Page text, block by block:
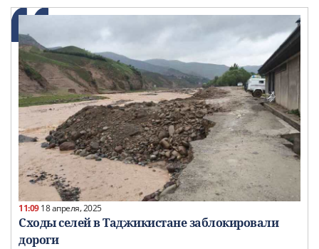
11:0918 апреля, 2025
Сходы селей в Таджикистане заблокировали
дороги